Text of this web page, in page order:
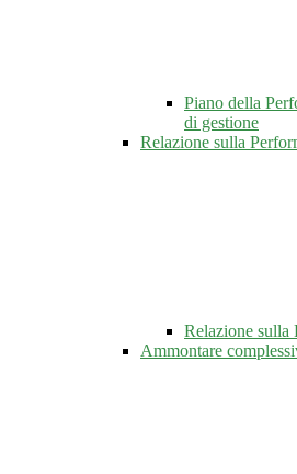
Piano della
di gestione
Relazione sulla
Relazione sulla
Ammontare